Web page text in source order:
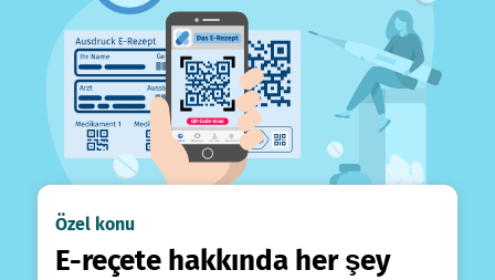
Özel konu
E-reçete hakkında her şey